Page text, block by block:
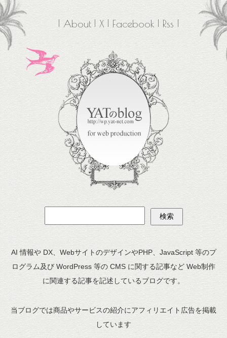
About X Facebook Rss
AI 情報や DX、WebサイトのデザインやPHP、JavaScript 等のプ
ログラム及び WordPress 等の CMS に関する記事など Web制作
に関連する記事を記述しているブログです。
当ブログでは商品やサービスの紹介にアフィリエイト広告を掲載
しています